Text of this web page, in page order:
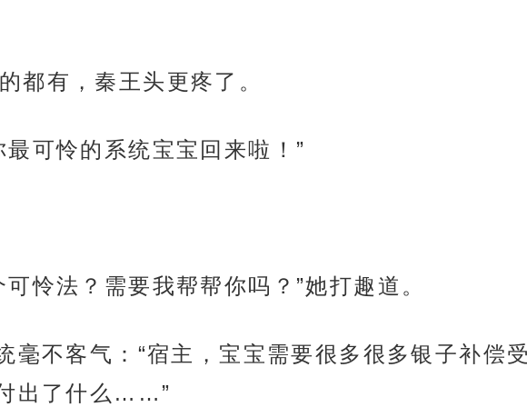
都有，秦王头更疼了。
可怜的系统宝宝回来啦！”
怜法？需要我帮帮你吗？”她打趣道。
毫不客气：“宿主，宝宝需要很多很多银子补偿
出了什么……”